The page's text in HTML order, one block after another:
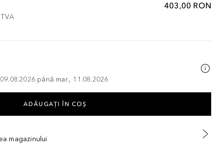
403,00 RON
până mar., 11.08.2026
ADĂUGAȚI ÎN COŞ
magazinului